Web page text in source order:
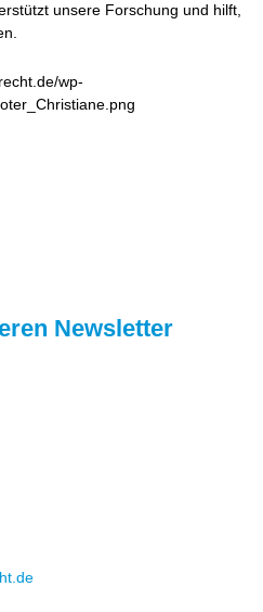
unsere Forschung und hilft,
Newsletter